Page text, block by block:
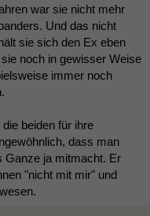
war sie nicht mehr
Und das nicht
sie sich den Ex eben
noch in gewisser Weise
immer noch
beiden für ihre
dass man
Ganze ja mitmacht. Er
"nicht mit mir" und